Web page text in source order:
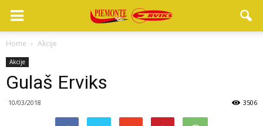
Home Akcije
Akcije
Gulaš Erviks
10/03/2018 3506